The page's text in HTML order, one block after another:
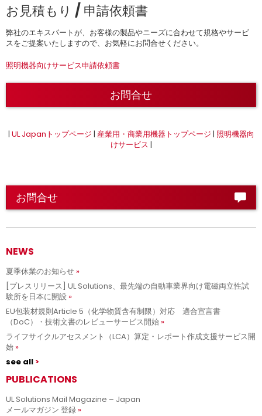
お見積もり / 申請依頼書
弊社のエキスパートが、お客様の製品やニーズに合わせて規格やサービ
スをご提案いたしますので、お気軽にお問合せください。
照明機器向けサービス申請依頼書
お問合せ
| UL Japanトップページ | 産業用・商業用機器トップページ | 照明機器向
けサービス |
お問合せ
NEWS
夏季休業のお知らせ
[プレスリリース] UL Solutions、最先端の自動車業界向け電磁両立性試
験所を日本に開設
EU包装材規則Article 5（化学物質含有制限）対応 適合宣言書
（DoC）・技術文書のレビューサービス開始
ライフサイクルアセスメント（LCA）算定・レポート作成支援サービス開
始
see all
PUBLICATIONS
UL Solutions Mail Magazine – Japan
メールマガジン 登録